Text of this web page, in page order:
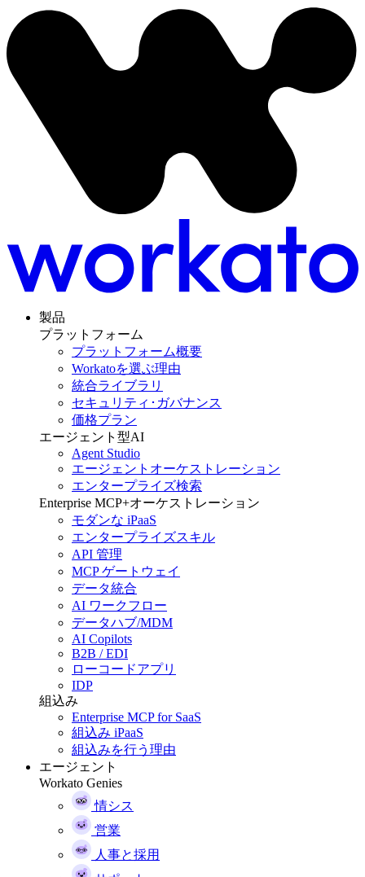
製品
プラットフォーム
プラットフォーム概要
Workatoを選ぶ理由
統合ライブラリ
セキュリティ･ガバナンス
価格プラン
エージェント型AI
Agent Studio
エージェントオーケストレーション
エンタープライズ検索
Enterprise MCP+オーケストレーション
モダンな iPaaS
エンタープライズスキル
API 管理
MCP ゲートウェイ
データ統合
AI ワークフロー
データハブ/MDM
AI Copilots
B2B / EDI
ローコードアプリ
IDP
組込み
Enterprise MCP for SaaS
組込み iPaaS
組込みを行う理由
エージェント
Workato Genies
情シス
営業
人事と採用